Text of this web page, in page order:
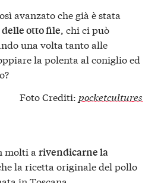
avanzato che già è stata
otto file, chi ci può
una volta tanto alle
la polenta al coniglio ed
Foto Crediti: pocketcultures
molti arivendicarne la
la ricetta originale del pollo